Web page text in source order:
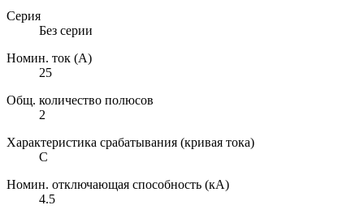
Серия
Без серии
Номин. ток (А)
25
Общ. количество полюсов
2
Характеристика срабатывания (кривая тока)
C
Номин. отключающая способность (кА)
4.5